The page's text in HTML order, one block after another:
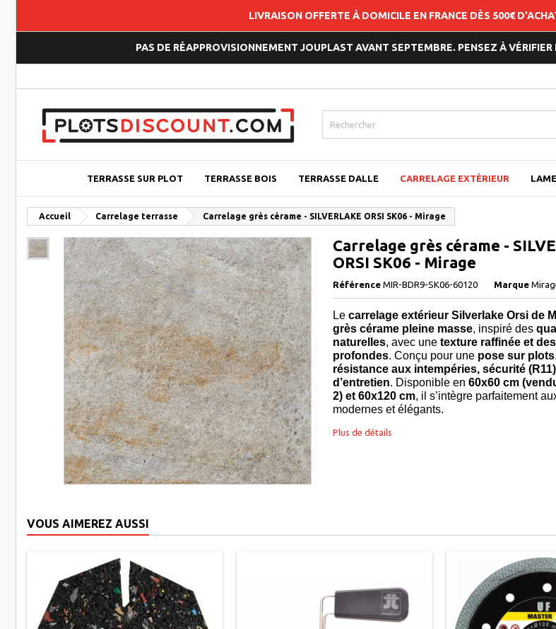
LIVRAISON OFFERTE À DOMICILE EN FRANCE DÈS 500€
PAS DE RÉAPPROVISIONNEMENT JOUPLAST AVANT SEPTEMBRE. PENSEZ À
TERRASSE SUR PLOT TERRASSE BOIS TERRASSE DALLE CARRELAGE EXTÉRIEUR
Accueil Carrelage terrasse Carrelage grès cérame - SILVERLAKE ORSI SK06 - Mirage
Carrelage grès cérame -
ORSI SK06 - Mirage
Référence MIR-BDR9-SK06-60120 Marque
Le carrelage extérieur Silverlake Orsi de
grès cérame pleine masse, inspiré des
naturelles, avec une texture raffinée et
profondes. Conçu pour une pose sur plots
résistance aux intempéries, sécurité
d’entretien. Disponible en 60x60 cm
2) et 60x120 cm, il s’intègre parfaitement
modernes et élégants.
Plus de détails
VOUS AIMEREZ AUSSI